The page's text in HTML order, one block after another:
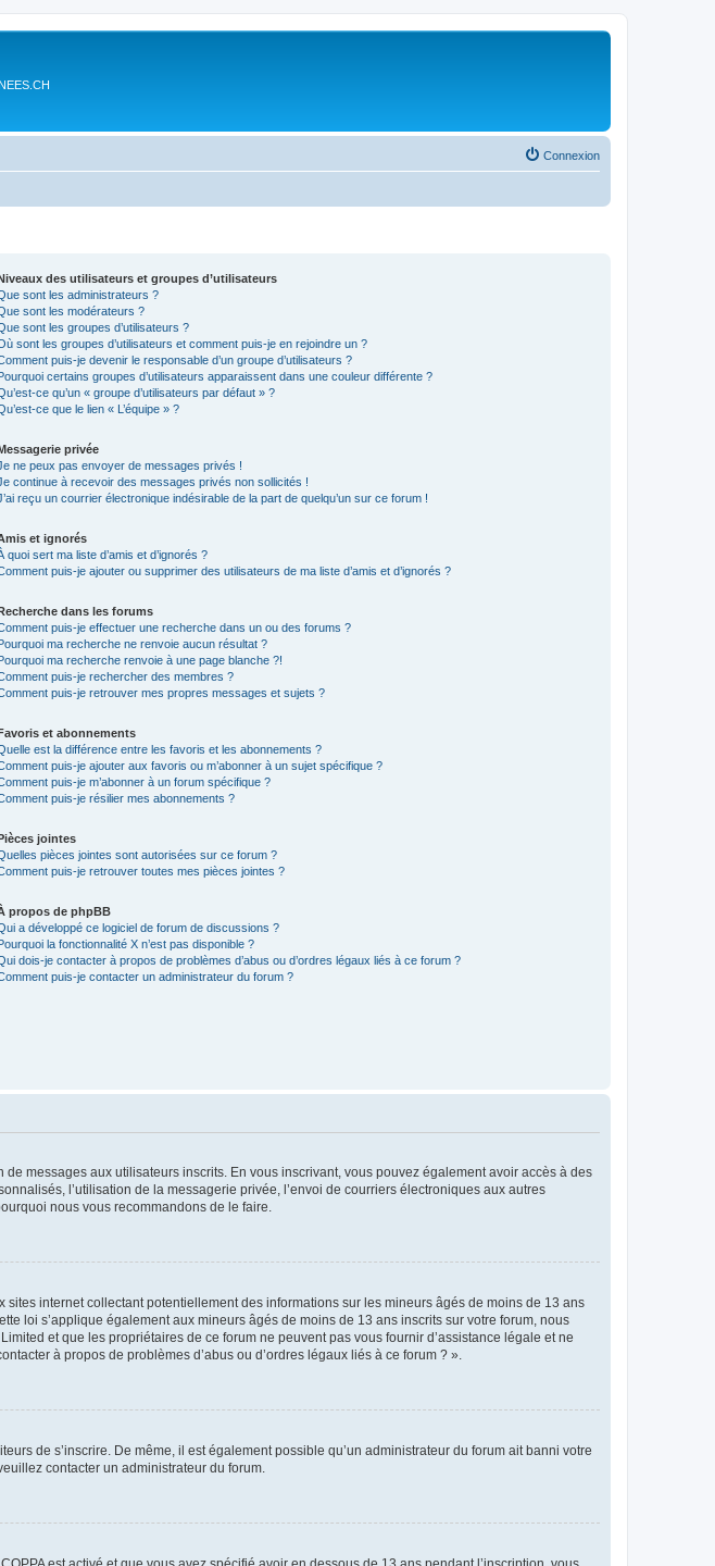
Connexion
des utilisateurs et groupes d’utilisateurs
sont les administrateurs ?
sont les modérateurs ?
sont les groupes d’utilisateurs ?
sont les groupes d’utilisateurs et comment puis-je en rejoindre un ?
puis-je devenir le responsable d’un groupe d’utilisateurs ?
certains groupes d’utilisateurs apparaissent dans une couleur différente ?
ce qu’un « groupe d’utilisateurs par défaut » ?
ce que le lien « L’équipe » ?
privée
ne peux pas envoyer de messages privés !
continue à recevoir des messages privés non sollicités !
reçu un courrier électronique indésirable de la part de quelqu’un sur ce forum !
et ignorés
quoi sert ma liste d’amis et d’ignorés ?
puis-je ajouter ou supprimer des utilisateurs de ma liste d’amis et d’ignorés ?
dans les forums
puis-je effectuer une recherche dans un ou des forums ?
ma recherche ne renvoie aucun résultat ?
ma recherche renvoie à une page blanche ?!
puis-je rechercher des membres ?
puis-je retrouver mes propres messages et sujets ?
et abonnements
est la différence entre les favoris et les abonnements ?
puis-je ajouter aux favoris ou m’abonner à un sujet spécifique ?
puis-je m’abonner à un forum spécifique ?
puis-je résilier mes abonnements ?
jointes
pièces jointes sont autorisées sur ce forum ?
puis-je retrouver toutes mes pièces jointes ?
propos de phpBB
a développé ce logiciel de forum de discussions ?
la fonctionnalité X n’est pas disponible ?
dois-je contacter à propos de problèmes d’abus ou d’ordres légaux liés à ce forum ?
puis-je contacter un administrateur du forum ?
messages aux utilisateurs inscrits. En vous inscrivant, vous pouvez également avoir accès à des
l’utilisation de la messagerie privée, l’envoi de courriers électroniques aux autres
nous vous recommandons de le faire.
internet collectant potentiellement des informations sur les mineurs âgés de moins de 13 ans
loi s’applique également aux mineurs âgés de moins de 13 ans inscrits sur votre forum, nous
et que les propriétaires de ce forum ne peuvent pas vous fournir d’assistance légale et ne
à propos de problèmes d’abus ou d’ordres légaux liés à ce forum ? ».
de s’inscrire. De même, il est également possible qu’un administrateur du forum ait banni votre
contacter un administrateur du forum.